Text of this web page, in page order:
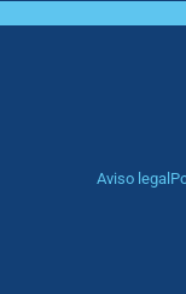
Aviso legal